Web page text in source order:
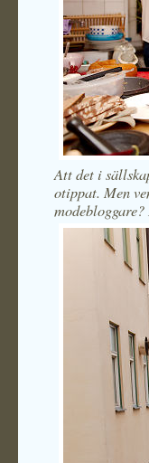
Att det i
otippat. Men